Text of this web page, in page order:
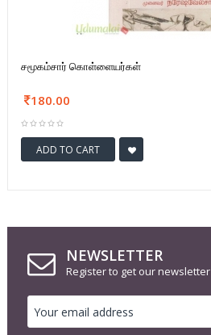
சமூகம்சார் கொள்ளையர்கள்
180.00
ADD TO CART
NEWSLETTER
Register to get our newsletter